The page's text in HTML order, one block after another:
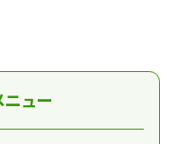
ニュー